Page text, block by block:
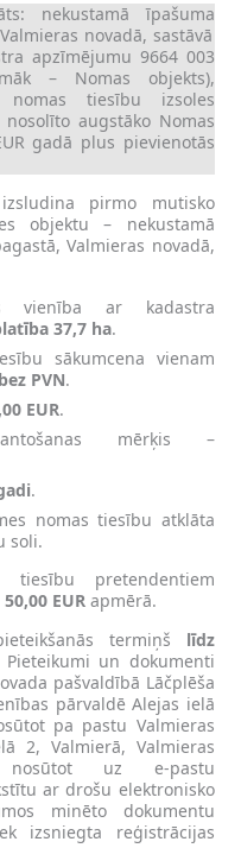
nekustamā īpašuma
novadā, sastāvā
apzīmējumu 9664 003
– Nomas objekts),
nomas tiesību izsoles
augstāko Nomas
gadā plus pievienotās
pirmo mutisko
objektu – nekustamā
Valmieras novadā,
vienība ar kadastra
37,7 ha.
sākumcena vienam
PVN.
EUR.
mērķis –
.
nomas tiesību atklāta
soli.
pretendentiem
50,00 EUR apmērā.
termiņš līdz
Pieteikumi un dokumenti
pašvaldībā Lāčplēša
pārvaldē Alejas ielā
pa pastu Valmieras
2, Valmierā, Valmieras
nosūtot uz e-pastu
ar drošu elektronisko
minēto dokumentu
izsniegta reģistrācijas